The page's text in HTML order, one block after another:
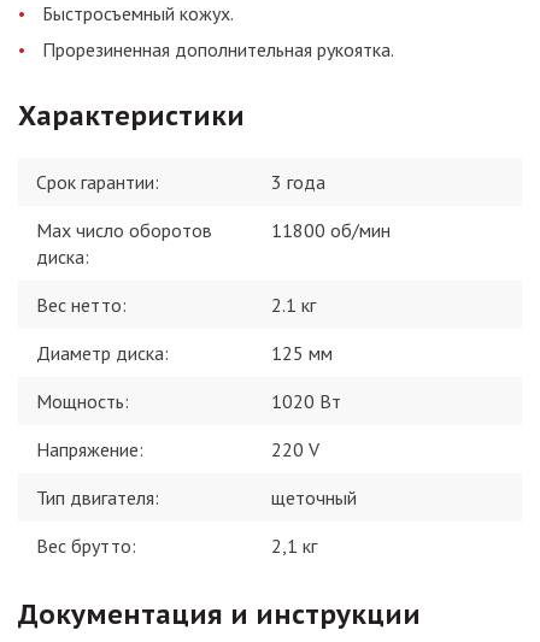
Быстросъемный кожух.
Прорезиненная дополнительная рукоятка.
Характеристики
Срок гарантии:
3 года
Max число оборотов
диска:
11800 об/мин
Вес нетто:
2.1 кг
Диаметр диска:
125 мм
Мощность:
1020 Вт
Напряжение:
220 V
Тип двигателя:
щеточный
Вес брутто:
2,1 кг
Документация и инструкции